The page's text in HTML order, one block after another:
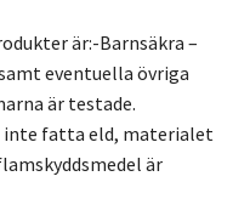
är:-Barnsäkra –
eventuella övriga
är testade.
inte fatta eld, materialet
är